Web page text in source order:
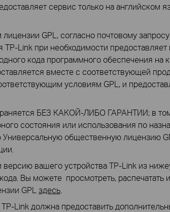
сервис только на английском
GPL, согласно почтовому
TP-Link при необходимости
кода программного обеспечения на
вместе с соответствующей
условиям GPL, и
БЕЗ КАКОЙ-ЛИБО ГАРАНТИИ; в
состояния или использования по
общественную лицензию
вашего устройства TP-Link из
Вы можете просмотреть, распечатать
GPL здесь
Link должна предоставить